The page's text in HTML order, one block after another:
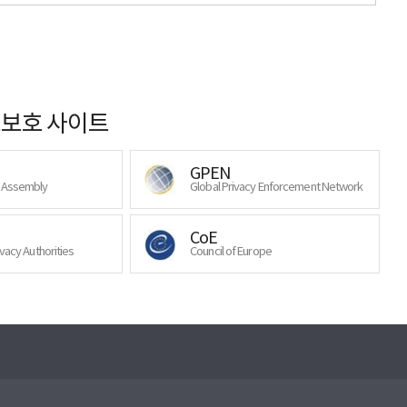
호 사이트
GPEN
Global Privacy Enforcement Network
Authorities
CoE
Council of Europe